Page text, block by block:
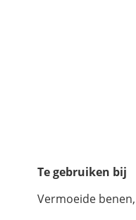
Te gebruiken bij
Vermoeide